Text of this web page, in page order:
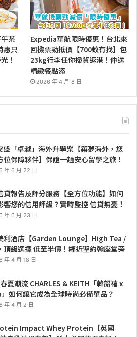
茶
惠只
！
Expedia華航限時優惠！台北來
回機票勁抵價【700蚊有找】包
23kg行李任你掃貨返港！仲送
精緻餐點添
2026 年 4 月 8 日
盛「卓越」海外升學樂【築夢海外，您
位保障夥伴】保證一趟安心留學之旅！
年 6 月 22 日
貸報告及評分服務【全方位功能】如何
響您的信用評級？實時監控 信貸無憂！
年 6 月 23 日
利酒店【Garden Lounge】High Tea /
頂級選擇 低至半價！鄰近聖約翰座堂旁
年 4 月 18 日
夏潮流 CHARLES & KEITH「韓韶禧 x
如何讓它成為全球時尚必備單品？
年 4 月 2 日
Impact Whey Protein【英國